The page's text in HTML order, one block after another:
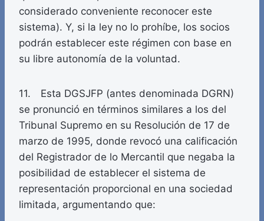
considerado conveniente reconocer este
sistema). Y, si la ley no lo prohíbe, los socios
podrán establecer este régimen con base en
su libre autonomía de la voluntad.
11. Esta DGSJFP (antes denominada DGRN)
se pronunció en términos similares a los del
Tribunal Supremo en su Resolución de 17 de
marzo de 1995, donde revocó una calificación
del Registrador de lo Mercantil que negaba la
posibilidad de establecer el sistema de
representación proporcional en una sociedad
limitada, argumentando que: